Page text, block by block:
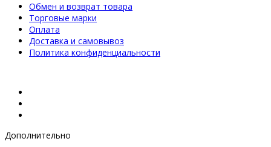
Обмен и возврат товара
Торговые марки
Оплата
Доставка и самовывоз
Политика конфиденциальности
Дополнительно